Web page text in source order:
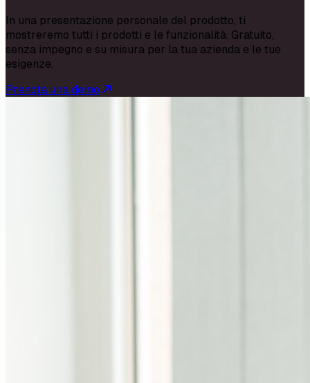
In una presentazione personale del prodotto, ti
mostreremo tutti i prodotti e le funzionalità. Gratuito,
senza impegno e su misura per la tua azienda e le tue
esigenze.
Prenota una demo